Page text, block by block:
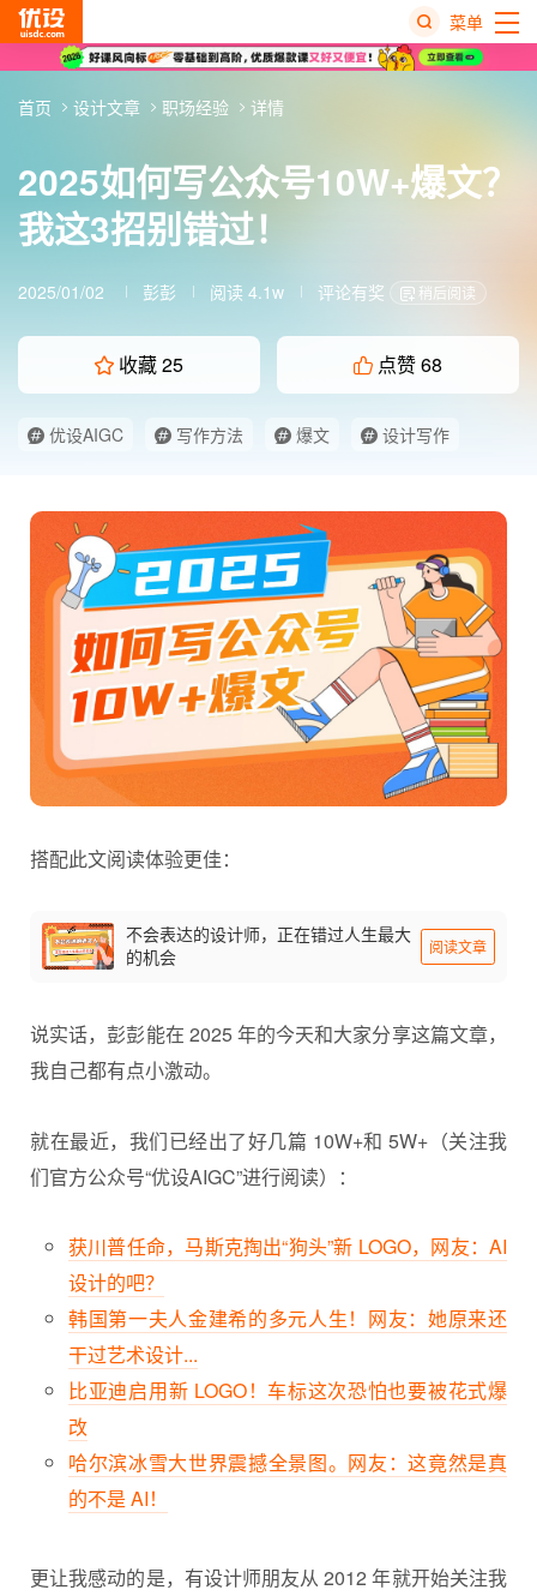
菜单
2025如何写公众号10W+爆文？
我这3招别错过！
2025/01/02 彭彭 阅读 4.1w 评论有奖 稍后阅读
收藏25 点赞68
优设AIGC 写作方法 爆文 设计写作
首页 设计文章 职场经验 详情
搭配此文阅读体验更佳：
不会表达的设计师，正在错过人生最大
的机会
阅读文章
说实话，彭彭能在 2025 年的今天和大家分享这篇文章，
我自己都有点小激动。
就在最近，我们已经出了好几篇 10W+和 5W+（关注我
们官方公众号“优设AIGC”进行阅读）：
获川普任命，马斯克掏出“狗头”新 LOGO，网友：AI
设计的吧？
韩国第一夫人金建希的多元人生！网友：她原来还
干过艺术设计...
比亚迪启用新 LOGO！车标这次恐怕也要被花式爆
改
哈尔滨冰雪大世界震撼全景图。网友：这竟然是真
的不是 AI！
更让我感动的是，有设计师朋友从 2012 年就开始关注我